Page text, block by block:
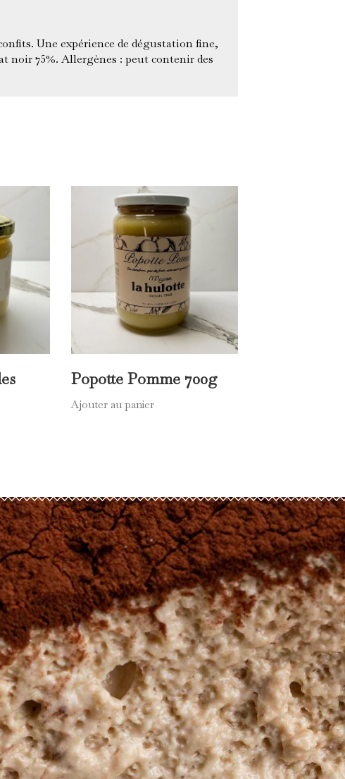
Une expérience de dégustation fine,
noir 75%. Allergènes : peut contenir des